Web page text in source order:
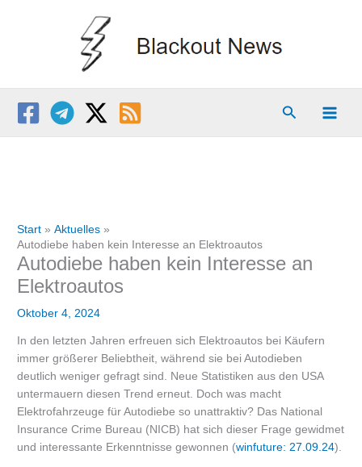
Suchen
Start
Aktuelles
Autodiebe haben kein Interesse an Elektroautos
Autodiebe haben kein Interesse an
Elektroautos
Oktober 4, 2024
In den letzten Jahren erfreuen sich Elektroautos bei Käufern
immer größerer Beliebtheit, während sie bei Autodieben
deutlich weniger gefragt sind. Neue Statistiken aus den USA
untermauern diesen Trend erneut. Doch was macht
Elektrofahrzeuge für Autodiebe so unattraktiv? Das National
Insurance Crime Bureau (NICB) hat sich dieser Frage gewidmet
und interessante Erkenntnisse gewonnen (winfuture: 27.09.24).